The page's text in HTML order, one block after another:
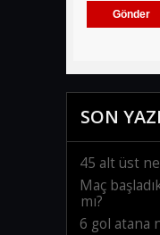
SON
45 alt üst
Maç
mı?
6 gol atana